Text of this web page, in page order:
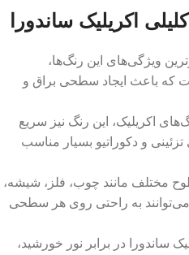
اکریلیک ساندورا
ویژگی‌های این رنگ‌ها،
که باعث ایجاد سطحی براق و
اکریلیک، این رنگ‌ نیز سریع
و دکوراتیو بسیار مناسب
مختلف مانند چوب، فلز، شیشه،
به راحتی روی هر سطحی
ساندورا در برابر نور خورشید،